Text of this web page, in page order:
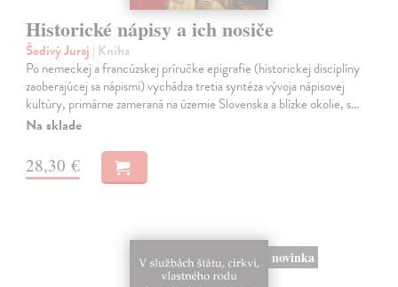
Historické nápisy a ich nosiče
Šedivý Juraj | Kniha
Po nemeckej a francúzskej príručke epigrafie (historickej disciplíny
zaoberajúcej sa nápismi) vychádza tretia syntéza vývoja nápisovej
kultúry, primárne zameraná na územie Slovenska a blízke okolie, s…
Na sklade
28,30 €
novinka